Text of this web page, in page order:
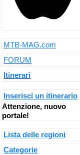
MTB-MAG.com
FORUM
Itinerari
Inserisci un itinerario
Attenzione, nuovo
portale!
Lista delle regioni
Categorie